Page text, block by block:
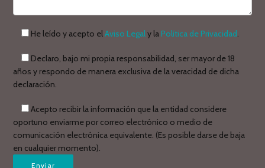
He leído y acepto elAviso Legaly la Política de Privacidad.
Declaro, bajo mi propia responsabilidad, ser mayor de 18
años y respondo de manera exclusiva de la veracidad de dicha
declaración.
Acepto recibir la información que la entidad considere
oportuno enviarme por correo electrónico o medio de
comunicación electrónica equivalente. (Es posible darse de baja
en cualquier momento).